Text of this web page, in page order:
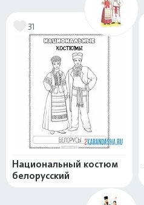
31
Национальный костюм
белорусский